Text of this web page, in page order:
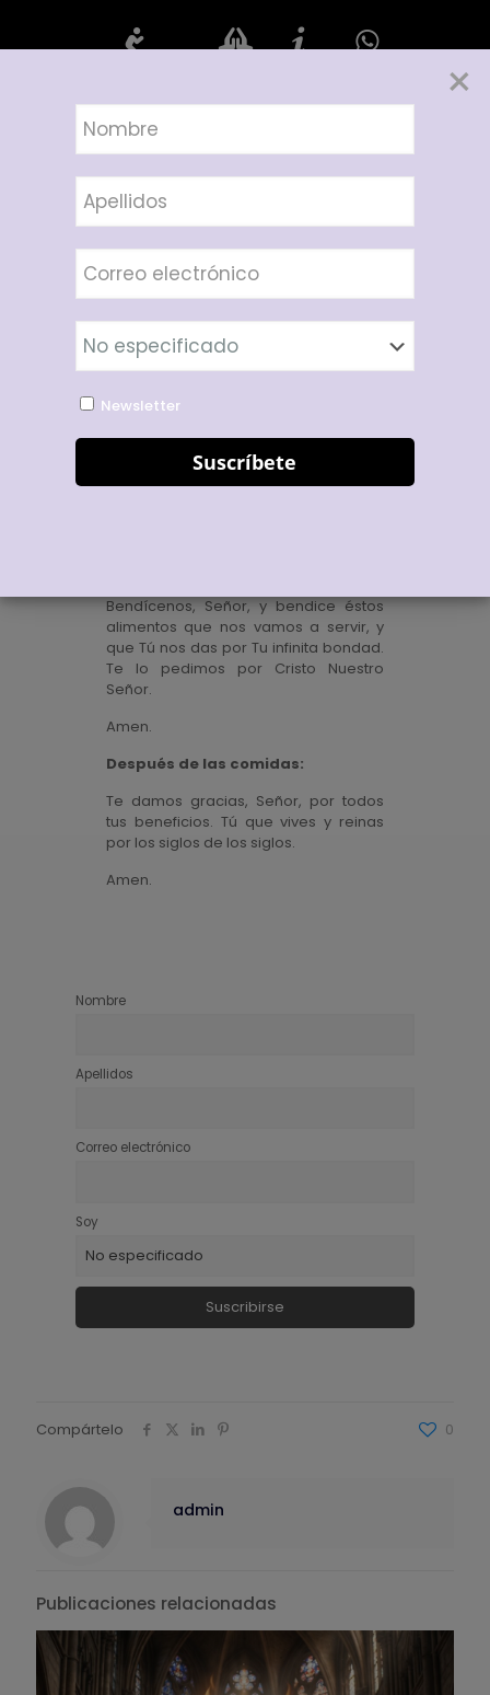
Bendición
de los
alimentos
Bendícenos, Señor, y bendice éstos
alimentos que nos vamos a servir, y
que Tú nos das por Tu infinita bondad.
Te lo pedimos por Cristo Nuestro
Señor.
Amen.
Después de las comidas:
Te damos gracias, Señor, por todos
tus beneficios. Tú que vives y reinas
por los siglos de los siglos.
Amen.
Nombre
Apellidos
Correo electrónico
Soy
Compártelo 0
admin
Publicaciones relacionadas
×
Newsletter